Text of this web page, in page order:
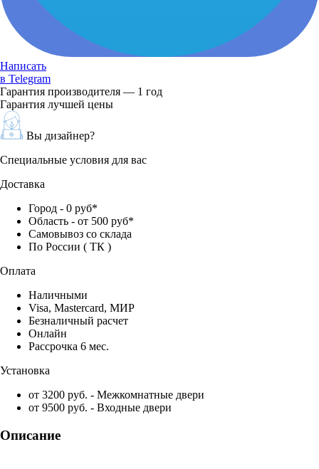
Написать
в Telegram
Гарантия производителя — 1 год
Гарантия лучшей цены
Вы дизайнер?
Специальные условия для вас
Доставка
Город - 0 руб*
Область - от 500 руб*
Самовывоз со склада
По России ( ТК )
Оплата
Наличными
Visa, Mastercard, МИР
Безналичный расчет
Онлайн
Рассрочка 6 мес.
Установка
от 3200 руб. - Межкомнатные двери
от 9500 руб. - Входные двери
Описание